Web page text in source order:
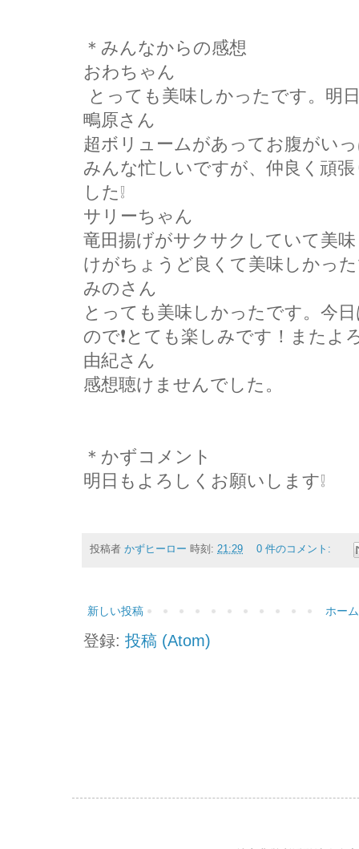
＊みんなからの感想
おわちゃん
とっても美味しかったです。明
鴫原さん
超ボリュームがあってお腹がい
みんな忙しいですが、仲良く頑
した❕
サリーちゃん
竜田揚げがサクサクしていて美味
けがちょうど良くて美味しかった
みのさん
とっても美味しかったです。今
ので❗とても楽しみです！またよ
由紀さん
感想聴けませんでした。
＊かずコメント
明日もよろしくお願いします❕
投稿者 かずヒーロー 時刻: 21:29 0 件のコメント:
新しい投稿 ホーム
登録: 投稿 (Atom)